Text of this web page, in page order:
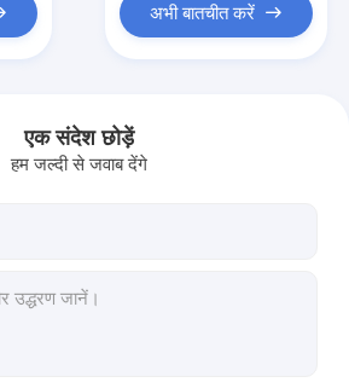
अभी बातचीत करें
एक संदेश छोड़ें
हम जल्दी से जवाब देंगे